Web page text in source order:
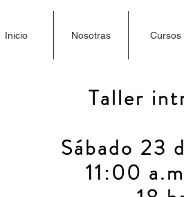
Inicio Nosotras Cursos
Taller
Sábado 23
11:00